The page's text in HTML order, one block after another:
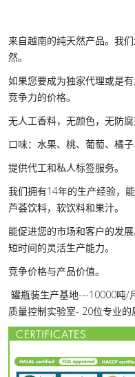
来自越南的纯天然产品。我
然。
如果您要成为独家代理或是
竞争力的价格。
无人工香料，无颜色，无防腐
口味：水果、桃、葡萄、橘
提供代工和私人标签服务。
我们拥有14年的生产经验，
芦荟饮料，软饮料和果汁。
能促进您的市场和客户的发
短时间的灵活生产能力。
竞争价格与产品价值。
罐瓶装生产基地---10000吨/
质量控制实验室- 20位专业的